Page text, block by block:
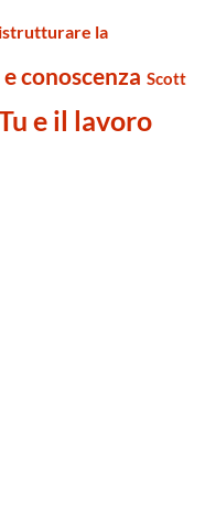
la
conoscenza Scott
e il lavoro